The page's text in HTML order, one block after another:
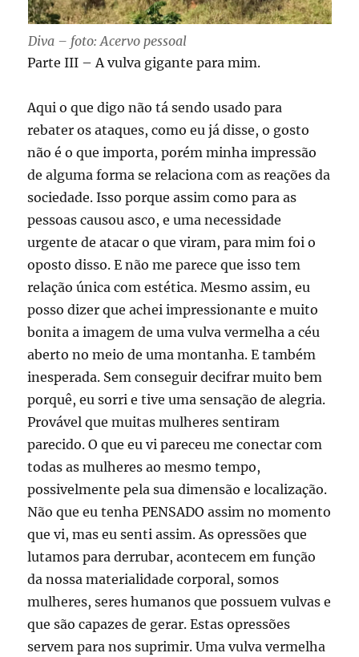
Diva – foto: Acervo pessoal
Parte III – A vulva gigante para mim.
Aqui o que digo não tá sendo usado para
rebater os ataques, como eu já disse, o gosto
não é o que importa, porém minha impressão
de alguma forma se relaciona com as reações da
sociedade. Isso porque assim como para as
pessoas causou asco, e uma necessidade
urgente de atacar o que viram, para mim foi o
oposto disso. E não me parece que isso tem
relação única com estética. Mesmo assim, eu
posso dizer que achei impressionante e muito
bonita a imagem de uma vulva vermelha a céu
aberto no meio de uma montanha. E também
inesperada. Sem conseguir decifrar muito bem
porquê, eu sorri e tive uma sensação de alegria.
Provável que muitas mulheres sentiram
parecido. O que eu vi pareceu me conectar com
todas as mulheres ao mesmo tempo,
possivelmente pela sua dimensão e localização.
Não que eu tenha PENSADO assim no momento
que vi, mas eu senti assim. As opressões que
lutamos para derrubar, acontecem em função
da nossa materialidade corporal, somos
mulheres, seres humanos que possuem vulvas e
que são capazes de gerar. Estas opressões
servem para nos suprimir. Uma vulva vermelha